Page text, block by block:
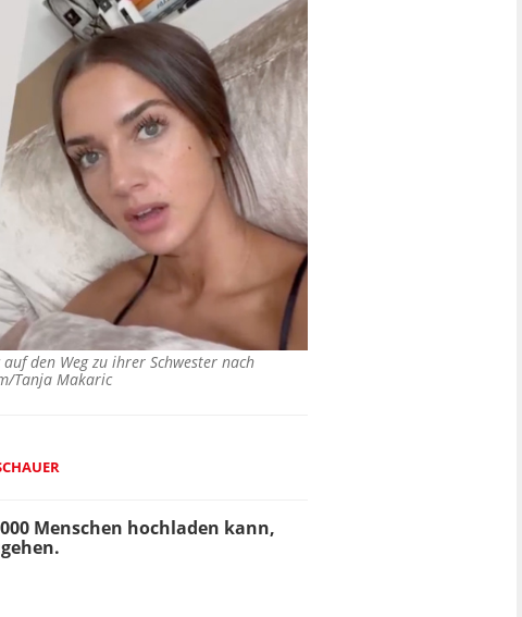
den Weg zu ihrer Schwester nach
Tanja Makaric
Menschen hochladen kann,